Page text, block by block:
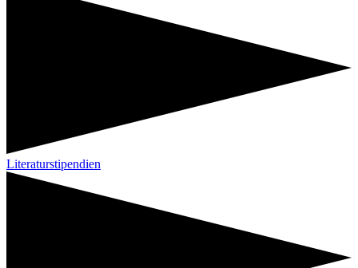
Literaturstipendien